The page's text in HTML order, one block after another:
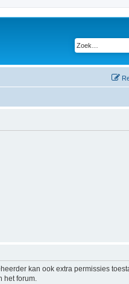
kan ook extra permissies
het forum.